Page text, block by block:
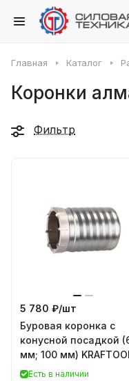
Главная Каталог
Коронки
Фильтр
5 780 ₽/шт
Буровая коронка с
конусной посадкой
мм; 100 мм)
29200-68
Есть в наличии